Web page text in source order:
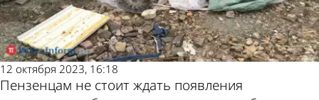
12 октября 2023, 16:18
Пензенцам не стоит ждать появления